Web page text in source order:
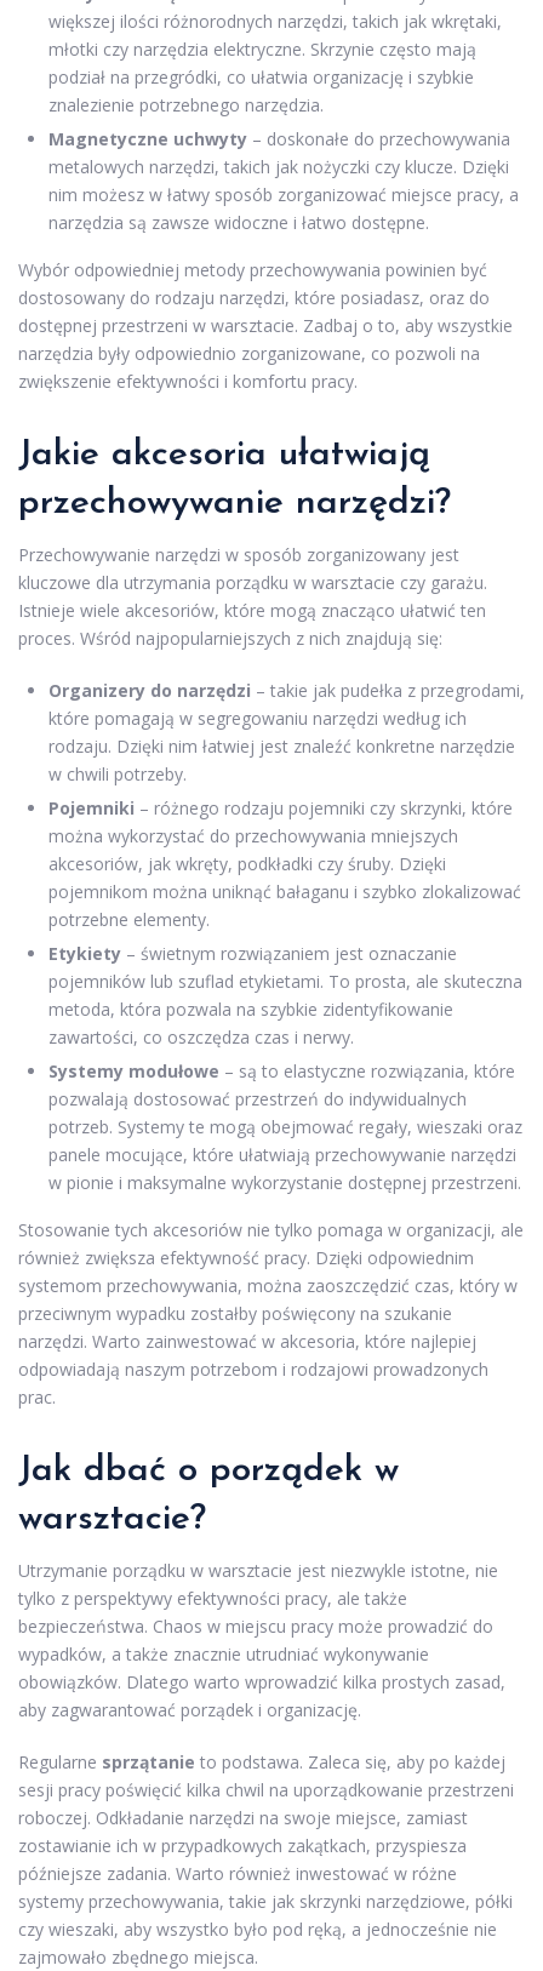
większej ilości różnorodnych narzędzi, takich jak wkrętaki,
młotki czy narzędzia elektryczne. Skrzynie często mają
podział na przegródki, co ułatwia organizację i szybkie
znalezienie potrzebnego narzędzia.
Magnetyczne uchwyty – doskonałe do przechowywania
metalowych narzędzi, takich jak nożyczki czy klucze. Dzięki
nim możesz w łatwy sposób zorganizować miejsce pracy, a
narzędzia są zawsze widoczne i łatwo dostępne.
Wybór odpowiedniej metody przechowywania powinien być
dostosowany do rodzaju narzędzi, które posiadasz, oraz do
dostępnej przestrzeni w warsztacie. Zadbaj o to, aby wszystkie
narzędzia były odpowiednio zorganizowane, co pozwoli na
zwiększenie efektywności i komfortu pracy.
Jakie akcesoria ułatwiają
przechowywanie narzędzi?
Przechowywanie narzędzi w sposób zorganizowany jest
kluczowe dla utrzymania porządku w warsztacie czy garażu.
Istnieje wiele akcesoriów, które mogą znacząco ułatwić ten
proces. Wśród najpopularniejszych z nich znajdują się:
Organizery do narzędzi – takie jak pudełka z przegrodami,
które pomagają w segregowaniu narzędzi według ich
rodzaju. Dzięki nim łatwiej jest znaleźć konkretne narzędzie
w chwili potrzeby.
Pojemniki – różnego rodzaju pojemniki czy skrzynki, które
można wykorzystać do przechowywania mniejszych
akcesoriów, jak wkręty, podkładki czy śruby. Dzięki
pojemnikom można uniknąć bałaganu i szybko zlokalizować
potrzebne elementy.
Etykiety – świetnym rozwiązaniem jest oznaczanie
pojemników lub szuflad etykietami. To prosta, ale skuteczna
metoda, która pozwala na szybkie zidentyfikowanie
zawartości, co oszczędza czas i nerwy.
Systemy modułowe – są to elastyczne rozwiązania, które
pozwalają dostosować przestrzeń do indywidualnych
potrzeb. Systemy te mogą obejmować regały, wieszaki oraz
panele mocujące, które ułatwiają przechowywanie narzędzi
w pionie i maksymalne wykorzystanie dostępnej przestrzeni.
Stosowanie tych akcesoriów nie tylko pomaga w organizacji, ale
również zwiększa efektywność pracy. Dzięki odpowiednim
systemom przechowywania, można zaoszczędzić czas, który w
przeciwnym wypadku zostałby poświęcony na szukanie
narzędzi. Warto zainwestować w akcesoria, które najlepiej
odpowiadają naszym potrzebom i rodzajowi prowadzonych
prac.
Jak dbać o porządek w
warsztacie?
Utrzymanie porządku w warsztacie jest niezwykle istotne, nie
tylko z perspektywy efektywności pracy, ale także
bezpieczeństwa. Chaos w miejscu pracy może prowadzić do
wypadków, a także znacznie utrudniać wykonywanie
obowiązków. Dlatego warto wprowadzić kilka prostych zasad,
aby zagwarantować porządek i organizację.
Regularne sprzątanie to podstawa. Zaleca się, aby po każdej
sesji pracy poświęcić kilka chwil na uporządkowanie przestrzeni
roboczej. Odkładanie narzędzi na swoje miejsce, zamiast
zostawianie ich w przypadkowych zakątkach, przyspiesza
późniejsze zadania. Warto również inwestować w różne
systemy przechowywania, takie jak skrzynki narzędziowe, półki
czy wieszaki, aby wszystko było pod ręką, a jednocześnie nie
zajmowało zbędnego miejsca.